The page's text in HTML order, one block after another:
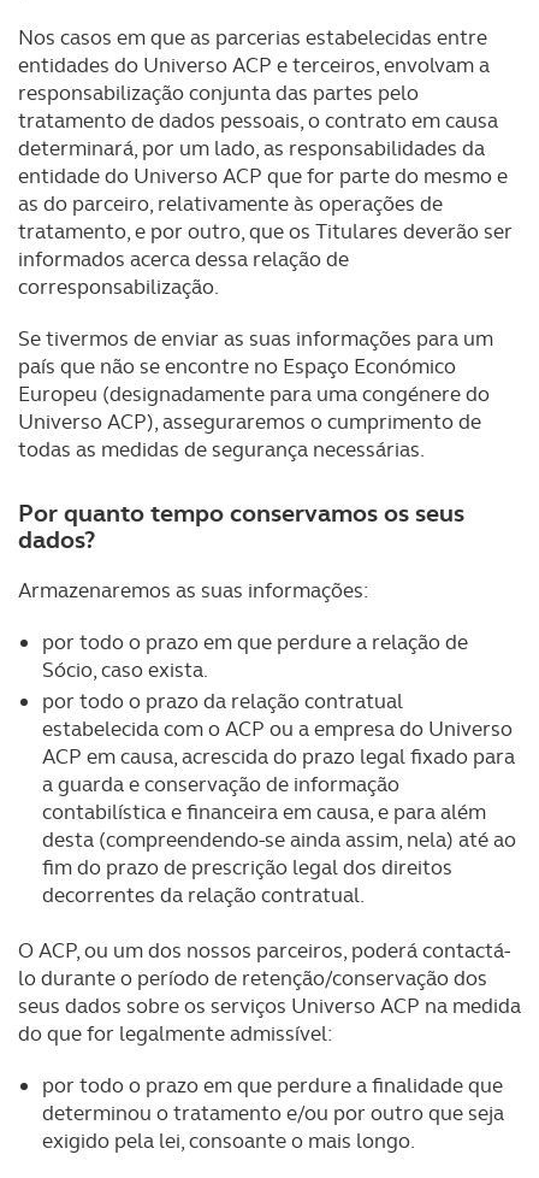
Nos casos em que as parcerias estabelecidas entre
entidades do Universo ACP e terceiros, envolvam a
responsabilização conjunta das partes pelo
tratamento de dados pessoais, o contrato em causa
determinará, por um lado, as responsabilidades da
entidade do Universo ACP que for parte do mesmo e
as do parceiro, relativamente às operações de
tratamento, e por outro, que os Titulares deverão ser
informados acerca dessa relação de
corresponsabilização.
Se tivermos de enviar as suas informações para um
país que não se encontre no Espaço Económico
Europeu (designadamente para uma congénere do
Universo ACP), asseguraremos o cumprimento de
todas as medidas de segurança necessárias.
Por quanto tempo conservamos os seus
dados?
Armazenaremos as suas informações:
por todo o prazo em que perdure a relação de
Sócio, caso exista.
por todo o prazo da relação contratual
estabelecida com o ACP ou a empresa do Universo
ACP em causa, acrescida do prazo legal fixado para
a guarda e conservação de informação
contabilística e financeira em causa, e para além
desta (compreendendo-se ainda assim, nela) até ao
fim do prazo de prescrição legal dos direitos
decorrentes da relação contratual.
O ACP, ou um dos nossos parceiros, poderá contactá-
lo durante o período de retenção/conservação dos
seus dados sobre os serviços Universo ACP na medida
do que for legalmente admissível:
por todo o prazo em que perdure a finalidade que
determinou o tratamento e/ou por outro que seja
exigido pela lei, consoante o mais longo.